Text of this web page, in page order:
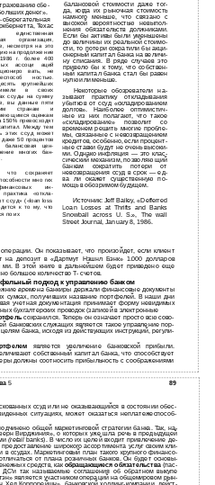
сбе­
денег».
сберегательная
Техас
единственная
организация,
несмотря на это
на продолже­ ние
г. более 400
ассоци­ аций
вать, не
ностью.
крупнейших
в своих
ссуды на сумму
вы­ данные пяти
странам и
щимся оценкам
150% превосходят
Между тем
этих ссуд может
даже 50 процентов
цен­
многих бан­
что сохраняет
мно­ гих
ин­
«откла­
ссуд» («loan loss
к то­ му, что
по их
балансовой стоимости даже тог­
да, когда их рыночная стоимость
намного меньше, что связано с
высокой вероятностью невыпол­
нения обязательств должниками.
Если бы активы были уменьшены
до величины их реальной стоимо­
сти, то потери сократили бы акци­
онерный капитал банка на величи­
ну списания. В ряде случаев это
привело бы к тому, что собствен­
ный капитал банка стал бы равен
нулю или меньше.
Некоторые обозреватели на­
зывают практику откладывания
убытков от ссуд «складированием
долгов». Наиболее оптимистич­
ные из них полагают, что такое
«складирование» позволит со
временем решить многие пробле­
мы, связанные с невозвращением
кредитов, особенно, если процент­
ные ставки будут не очень высоки­
ми. Однако инфляция — это клас­
сический механизм, позволяю­ щий
банкам сократить потери от
невозвращения ссуд в срок — ед­
ва ли окажет существенную по­
мощь в обозримом будущем.
Источник: Jeff Bailey, «Defferred
Loan Losses at Thrifts and Banks
Snowball across U. S.», The wall
Street Journal, January 8, 1986.
Он показывает, что произойдет, если клиент
на депозит в «Дартмут Нэшнл Бэнк» 1.000 долларов
ми. В этой книге в дальнейшем будет приведено еще
большое количество Т- счетов.
подход к управлению банком
временабанкиры держали финансовые документы
сумках, получивших название портфелей. В наши дни
учетная документация принимает форму невидимых
бухгалтерских проводок (записей в электронные
сохранился. Теперь он означает просто всю сово­
банковских служащих является такое управление пор­
банка, исходя из действующих инструкций, регули­
является увеличение банковской прибыли.
собственный капитал банка, что способствует
должны соотносить прибыльность с соображениями
5 89
ссуд или не оказывающийся в состоянии обес­
ситуациях, может оказаться неплатежеспособ­
общей маркетинговой стратегии банка. Так, на­
Вирджиния», о которых уже шла речь в предыдущей
(retail banks). В число их целей входит привлечение де­
широкого ассортимента услуг своим кли­
в ссудах. Маркетинговый план такого крупного финансо­
от плана розничных банков. Он будет основы­
средств, как обращающиеся обязательства (пас­
ДС'и так называемые соглашения об обратном выкупе
является участником операций на общемировом рын­